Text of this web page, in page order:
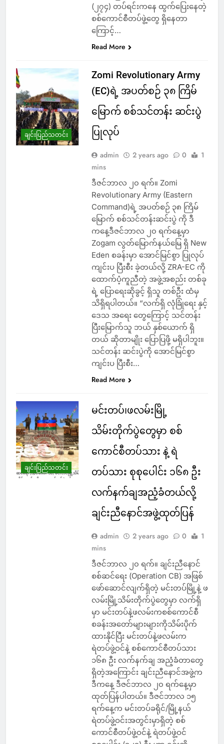
(၂၇၄) တပ်ရင်းကနေ ထွက်ပြေးနေတဲ့
စစ်ကောင်စီတပ်ဖွဲ့တွေ ရှိနေတာ
ကြောင့်…
Read More
ချင်းပြည်သတင်း
Zomi Revolutionary Army
(EC)ရဲ့ အပတ်စဉ် ၃၈ ကြိမ်
မြောက် စစ်သင်တန်း ဆင်းပွဲ
ပြုလုပ်
admin 2 years ago 0
1
mins
ဒီဇင်ဘာလ ၂၀ ရက်။ Zomi
Revolutionary Army (Eastern
Command)ရဲ့ အပတ်စဉ် ၃၈ ကြိမ်
မြောက် စစ်သင်တန်းဆင်းပွဲ ကို ဒီ
ကနေ့ဒီဇင်ဘာလ ၂၀ ရက်နေ့မှာ
Zogam လွတ်မြောက်နယ်မြေ ရှိ New
Eden စခန်းမှာ အောင်မြင်စွာ ပြုလုပ်
ကျင်းပ ပြီးစီး ခဲ့တယ်လို့ ZRA-EC ကို
ထောက်ပံ့ကူညီတဲ့ အဖွဲ့အစည်း တစ်ခု
ရဲ့ ပြောရေးဆိုခွင့် ရှိသူ တစ်ဦး ထံမှ
သိရှိရပါတယ်။ “လက်ရှိ လုံခြုံရေး နှင့်
ဒေသ အရေး တွေကြောင့် သင်တန်း
ပြီးမြောက်သူ ဘယ် နှစ်ယောက် ရှိ
တယ် ဆိုတာမျိုး ပြောပြဖို့ မရှိပါဘူး။
သင်တန်း ဆင်းပွဲကို အောင်မြင်စွာ
ကျင်းပ ပြီးစီး…
Read More
ချင်းပြည်သတင်း
မင်းတပ်၊ဖလမ်းမြို့
သိမ်းတိုက်ပွဲတွေမှာ စစ်
ကောင်စီတပ်သား နဲ့ ရဲ
တပ်သား စုစုပေါင်း ၁၆၈ ဦး
လက်နက်ချအညံ့ခံတယ်လို့
ချင်းညီနောင်အဖွဲ့ထုတ်ပြန်
admin 2 years ago 0
1
mins
ဒီဇင်ဘာလ ၂၀ ရက်။ ချင်းညီနောင်
စစ်ဆင်ရေး (Operation CB) အဖြစ်
ဖော်ဆောင်လျက်ရှိတဲ့ မင်းတပ်မြို့နဲ့ ဖ
လမ်းမြို့သိမ်းတိုက်ပွဲတွေမှာ လက်ရှိ
မှာ မင်းတပ်နဲ့ဖလမ်းကစစ်ကောင်စီ
စခန်းအတော်များများကိုသိမ်းပိုက်
ထားနိုင်ပြီး မင်းတပ်နဲ့ဖလမ်းက
ရဲတပ်ဖွဲ့ဝင်နဲ့ စစ်ကောင်စီတပ်သား
၁၆၈ ဦး လက်နက်ချ အညံ့ခံတာတွေ
ရှိတဲ့အကြောင်း ချင်းညီနောင်အဖွဲ့က
ဒီကနေ့ ဒီဇင်ဘာလ ၂၀ ရက်နေ့မှာ
ထုတ်ပြန်ပါတယ်။ ဒီဇင်ဘာလ ၁၅
ရက်နေ့က မင်းတပ်ခရိုင်/မြို့နယ်
ရဲတပ်ဖွဲ့ဝင်းအတွင်းမှာရှိတဲ့ စစ်
ကောင်စီတပ်ဖွဲ့ဝင်နဲ့ ရဲတပ်ဖွဲ့ဝင်